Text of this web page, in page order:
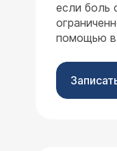
если боль
помощью в